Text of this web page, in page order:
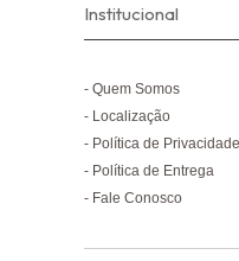
Institucional
Quem Somos
Localização
Política de Privacidade
Política de Entrega
Fale Conosco